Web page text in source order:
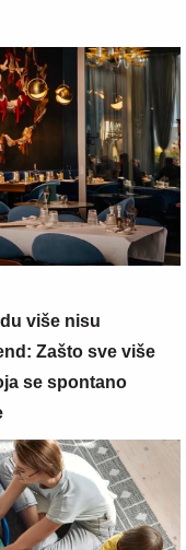
više nisu
Zašto sve više
se spontano